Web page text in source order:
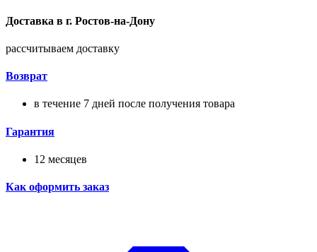
Доставка в г. Ростов-на-Дону
рассчитываем доставку
Возврат
в течение 7 дней после получения товара
Гарантия
12 месяцев
Как оформить заказ